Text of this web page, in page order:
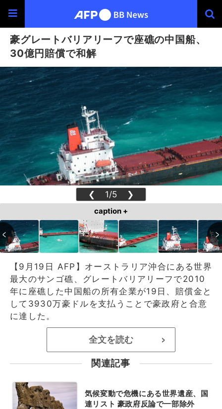
豪グレートバリアリーフで座礁の中国船、
30億円賠償で和解
❮ 1/5 ❯
caption +
【9月19日 AFP】オーストラリア沖合にある世界
最大のサンゴ礁、グレートバリアリーフで2010
年に座礁した中国船の所有企業が19日、賠償金と
して3930万豪ドルを支払うことで豪政府と合意
に達した。
全文を読む >
関連記事
気候変動で危機にある世界遺産、国
連リスト 豪政府反論で一部除外